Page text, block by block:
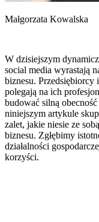
Małgorzata Kowalska
W dzisiejszym‌
social media wyrastają⁤
biznesu. Przedsiębiorcy⁣
polegają na ich
budować ‌silną
‍niniejszym artykule
zalet, jakie niesie ze
biznesu. Zgłębimy
działalności
korzyści.